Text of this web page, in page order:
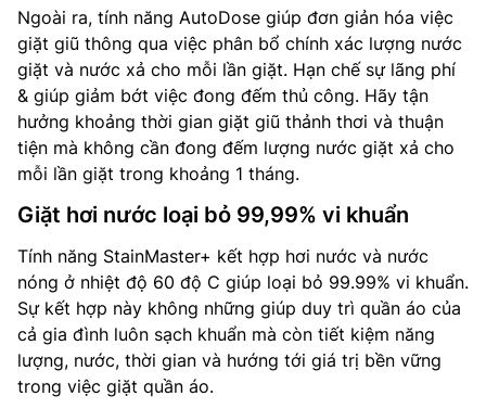
Ngoài ra, tính năng AutoDose giúp đơn giản hóa việc
giặt giũ thông qua việc phân bổ chính xác lượng nước
giặt và nước xả cho mỗi lần giặt. Hạn chế sự lãng phí
& giúp giảm bớt việc đong đếm thủ công. Hãy tận
hưởng khoảng thời gian giặt giũ thảnh thơi và thuận
tiện mà không cần đong đếm lượng nước giặt xả cho
mỗi lần giặt trong khoảng 1 tháng.
Giặt hơi nước loại bỏ 99,99% vi khuẩn
Tính năng StainMaster+ kết hợp hơi nước và nước
nóng ở nhiệt độ 60 độ C giúp loại bỏ 99.99% vi khuẩn.
Sự kết hợp này không những giúp duy trì quần áo của
cả gia đình luôn sạch khuẩn mà còn tiết kiệm năng
lượng, nước, thời gian và hướng tới giá trị bền vững
trong việc giặt quần áo.